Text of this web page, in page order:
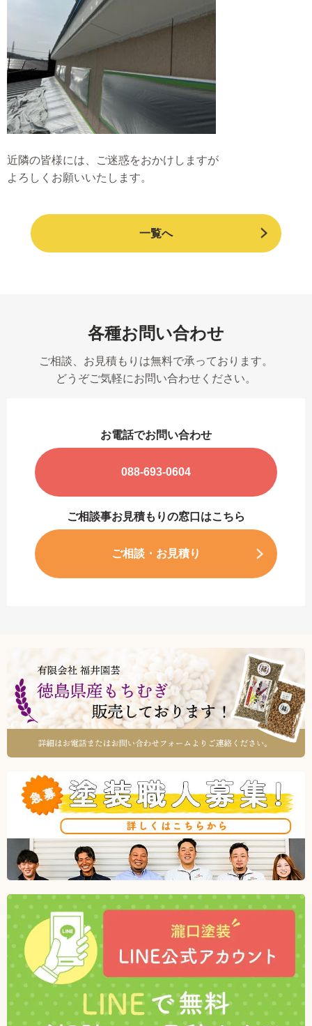
近隣の皆様には、ご迷惑をおかけしますが
よろしくお願いいたします。
一覧へ
各種お問い合わせ
ご相談、お見積もりは無料で承っております。
どうぞご気軽にお問い合わせください。
お電話でお問い合わせ
088-693-0604
ご相談事お見積もりの窓口はこちら
ご相談・お見積り